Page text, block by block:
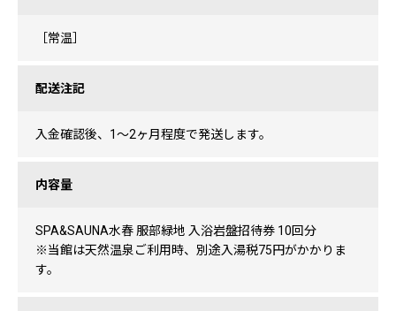
［常温］
配送注記
入金確認後、1〜2ヶ月程度で発送します。
内容量
SPA&SAUNA水春 服部緑地 入浴岩盤招待券 10回分
※当館は天然温泉ご利用時、別途入湯税75円がかかりま
す。